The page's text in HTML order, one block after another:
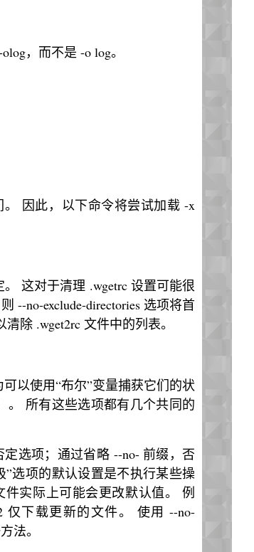
，而不是 -o log。
因此，以下命令将尝试加载 -x
这对于清理 .wgetrc 设置可能很
--no-exclude-directories 选项将首
除 .wget2rc 文件中的列表。
以使用“布尔”变量捕获它们的状
。 所有这些选项都有几个共同的
选项；通过省略 --no- 前缀，否
选项的默认设置是不执行某些操
实际上可能会更改默认值。 例
仅下载更新的文件。 使用 --no-
法。